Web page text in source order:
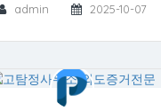
admin 2025-10-07